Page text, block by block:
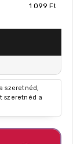
1 099 Ft
szeretnéd,
szeretnéd a